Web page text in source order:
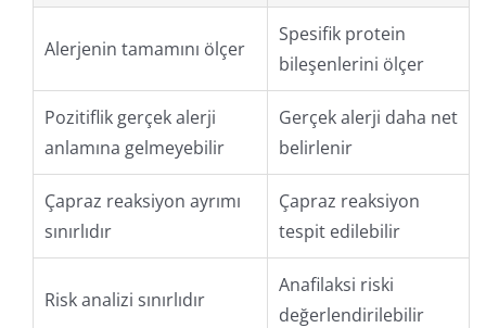
Alerjenin tamamını ölçer
Spesifik protein
bileşenlerini ölçer
Pozitiflik gerçek alerji
anlamına gelmeyebilir
Gerçek alerji daha net
belirlenir
Çapraz reaksiyon ayrımı
sınırlıdır
Çapraz reaksiyon
tespit edilebilir
Risk analizi sınırlıdır
Anafilaksi riski
değerlendirilebilir